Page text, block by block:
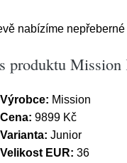
nabízíme
produktu
Výrobce: Mission
Cena: 9899 Kč
Varianta: Junior
Velikost EUR: 36